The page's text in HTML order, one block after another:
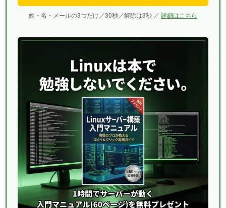
姓・名・メールの3つだけ／30秒／解除は3秒 ／ 詳細はこちら